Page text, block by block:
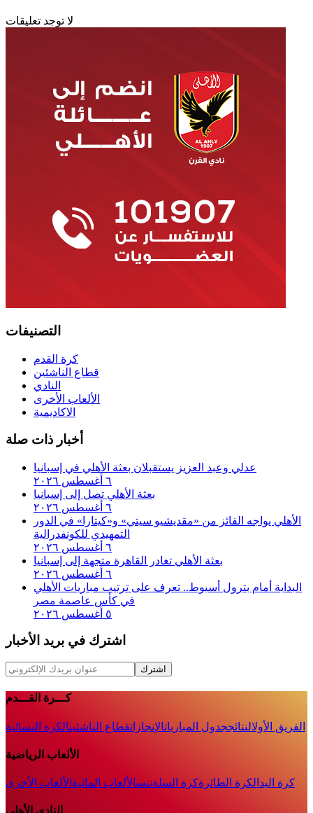
لا توجد تعليقات
التصنيفات
كرة القدم
قطاع الناشئين
النادي
الألعاب الأخرى
الاكاديمية
أخبار ذات صلة
عدلي وعبد العزيز يستقبلان بعثة الأهلي في إسبانيا
٦ أغسطس ٢٠٢٦
بعثة الأهلي تصل إلى إسبانيا
٦ أغسطس ٢٠٢٦
الأهلي يواجه الفائز من «مقديشيو سيتي» و«كيتارا» في الدور
التمهيدي للكونفدرالية
٦ أغسطس ٢٠٢٦
بعثة الأهلي تغادر القاهرة متجهة إلى إسبانيا
٦ أغسطس ٢٠٢٦
البداية أمام بترول أسيوط.. تعرف على ترتيب مباريات الأهلي
في كأس عاصمة مصر
٥ أغسطس ٢٠٢٦
اشترك في بريد الأخبار
اشترك
كـــرة القـــدم
الفريق الأولالنتائججدول المبارياتالإنجازاتقطاع الناشئينالكرة النسائية
الألعاب الرياضية
كرة اليد الكرة الطائرةكرة السلةتنسالألعاب المائية الألعاب الأخرى